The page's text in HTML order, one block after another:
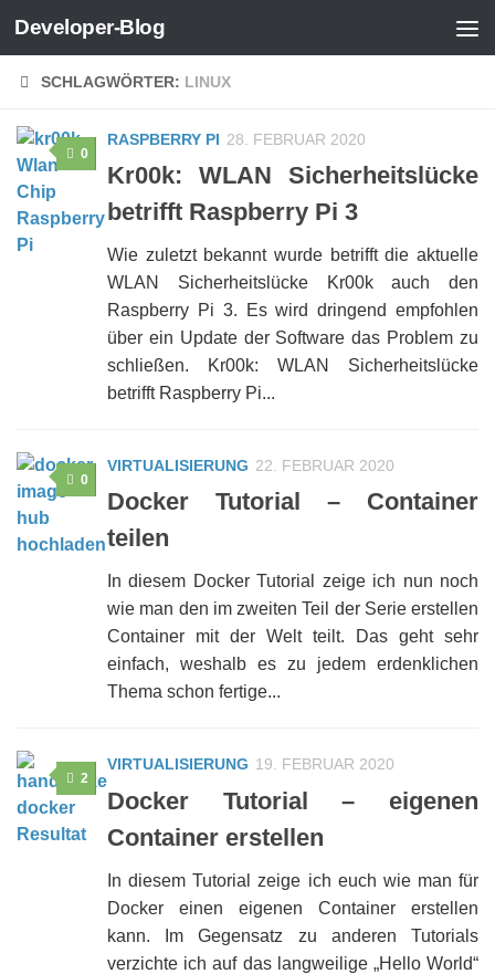
Zum Inhalt springen
Developer-Blog
SCHLAGWÖRTER: LINUX
0
RASPBERRY PI 28. FEBRUAR 2020
Kr00k: WLAN Sicherheitslücke
betrifft Raspberry Pi 3
Wie zuletzt bekannt wurde betrifft die aktuelle
WLAN Sicherheitslücke Kr00k auch den
Raspberry Pi 3. Es wird dringend empfohlen
über ein Update der Software das Problem zu
schließen. Kr00k: WLAN Sicherheitslücke
betrifft Raspberry Pi...
0
VIRTUALISIERUNG 22. FEBRUAR 2020
Docker Tutorial – Container
teilen
In diesem Docker Tutorial zeige ich nun noch
wie man den im zweiten Teil der Serie erstellen
Container mit der Welt teilt. Das geht sehr
einfach, weshalb es zu jedem erdenklichen
Thema schon fertige...
2
VIRTUALISIERUNG 19. FEBRUAR 2020
Docker Tutorial – eigenen
Container erstellen
In diesem Tutorial zeige ich euch wie man für
Docker einen eigenen Container erstellen
kann. Im Gegensatz zu anderen Tutorials
verzichte ich auf das langweilige „Hello World“